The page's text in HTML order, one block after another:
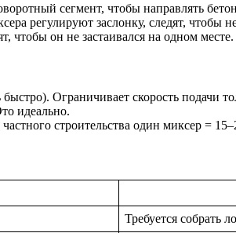
сегмент, чтобы направлять
регулируют заслонку, следят,
чтобы он не застаивался на одном месте.
Ограничивает скорость подачи
идеально.
строительства один миксер =
Требуется собрать